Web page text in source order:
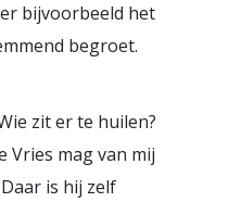
bijvoorbeeld het
begroet.
zit er te huilen?
Vries mag van mij
is hij zelf